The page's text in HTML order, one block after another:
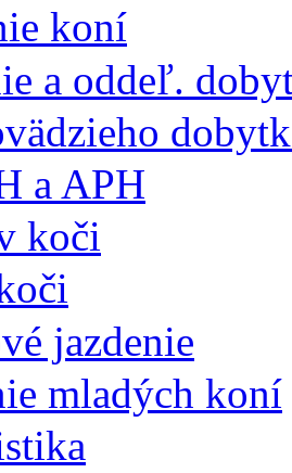
koní
a oddeľ.
a APH
koči
jazdenie
mladých koní